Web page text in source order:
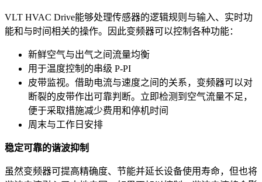
VLT HVAC Drive能够处理传感器的逻辑规则与输入、实时功
能和与时间相关的操作。因此变频器可以控制各种功能：
新鲜空气与出气之间流量均衡
用于温度控制的串级 P-PI
皮带监视。借助电流与速度之间的关系，变频器可以对
断裂的皮带作出可靠判断。立即检测到空气流量不足，
便于采取措施减少费用和停机时间
周末与工作日安排
稳定可靠的谐波抑制
虽然变频器可提高精确度、节能并延长设备使用寿命，但也将